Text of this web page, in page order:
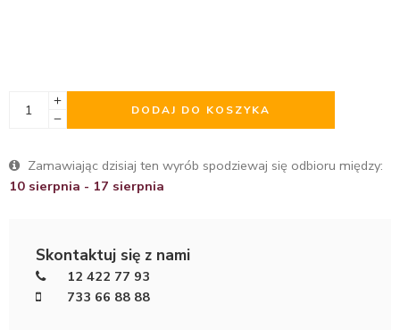
DODAJ DO KOSZYKA
Zamawiając dzisiaj ten wyrób spodziewaj się odbioru między:
10 sierpnia - 17 sierpnia
Skontaktuj się z nami
12 422 77 93
733 66 88 88